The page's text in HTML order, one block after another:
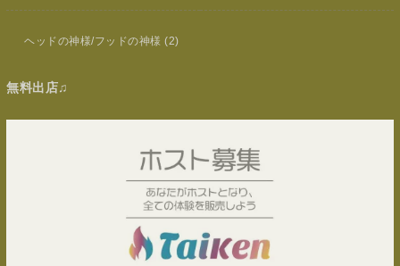
ヘッドの神様/フッドの神様 (2)
無料出店♫